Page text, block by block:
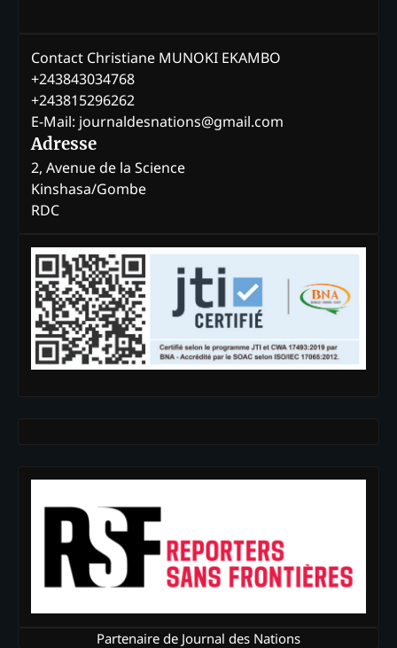
Contact Christiane MUNOKI EKAMBO
+243843034768
+243815296262
E-Mail: journaldesnations@gmail.com
Adresse
2, Avenue de la Science
Kinshasa/Gombe
RDC
Partenaire de Journal des Nations